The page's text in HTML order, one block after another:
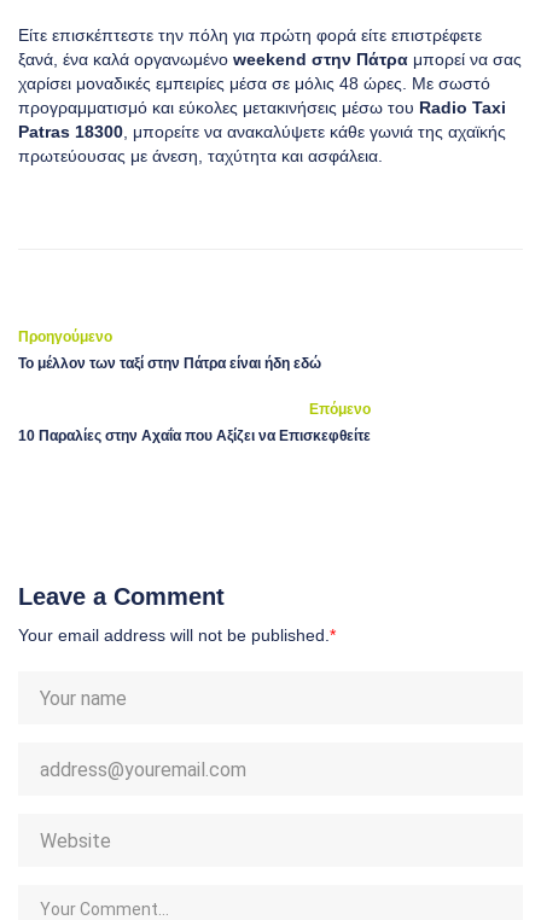
Είτε επισκέπτεστε την πόλη για πρώτη φορά είτε επιστρέφετε
ξανά, ένα καλά οργανωμένο weekend στην Πάτρα μπορεί να σας
χαρίσει μοναδικές εμπειρίες μέσα σε μόλις 48 ώρες. Με σωστό
προγραμματισμό και εύκολες μετακινήσεις μέσω του Radio Taxi
Patras 18300, μπορείτε να ανακαλύψετε κάθε γωνιά της αχαϊκής
πρωτεύουσας με άνεση, ταχύτητα και ασφάλεια.
Προηγούμενο
Το μέλλον των ταξί στην Πάτρα είναι ήδη εδώ
Επόμενο
10 Παραλίες στην Αχαΐα που Αξίζει να Επισκεφθείτε
Leave a Comment
Your email address will not be published.*